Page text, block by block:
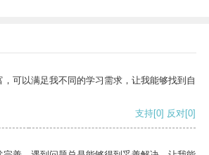
可以满足我不同的学习需求，让我能够找到自
支持[0] 反对[0]